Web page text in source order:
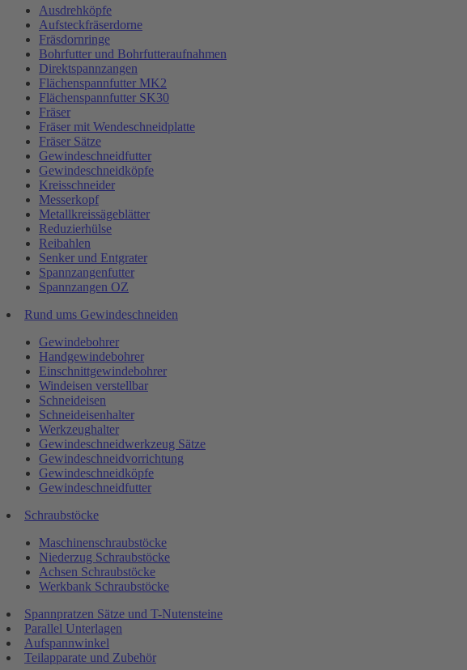
Ausdrehköpfe
Aufsteckfräserdorne
Fräsdornringe
Bohrfutter und Bohrfutteraufnahmen
Direktspannzangen
Flächenspannfutter MK2
Flächenspannfutter SK30
Fräser
Fräser mit Wendeschneidplatte
Fräser Sätze
Gewindeschneidfutter
Gewindeschneidköpfe
Kreisschneider
Messerkopf
Metallkreissägeblätter
Reduzierhülse
Reibahlen
Senker und Entgrater
Spannzangenfutter
Spannzangen OZ
Rund ums Gewindeschneiden
Gewindebohrer
Handgewindebohrer
Einschnittgewindebohrer
Windeisen verstellbar
Schneideisen
Schneideisenhalter
Werkzeughalter
Gewindeschneidwerkzeug Sätze
Gewindeschneidvorrichtung
Gewindeschneidköpfe
Gewindeschneidfutter
Schraubstöcke
Maschinenschraubstöcke
Niederzug Schraubstöcke
Achsen Schraubstöcke
Werkbank Schraubstöcke
Spannpratzen Sätze und T-Nutensteine
Parallel Unterlagen
Aufspannwinkel
Teilapparate und Zubehör